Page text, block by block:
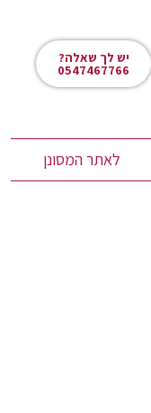
יש לך שאלה?
0547467766
לאתר המסונן